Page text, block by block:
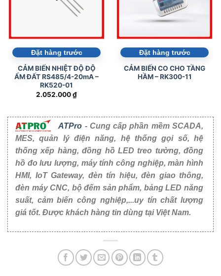
Đặt hàng trước
CẢM BIẾN NHIỆT ĐỘ ĐỘ
ẨM ĐẤT RS485/4-20mA –
RK520-01
2.052.000₫
Đặt hàng trước
CẢM BIẾN CO CHO TẦNG
HẦM – RK300-11
ATPro - Cung cấp phần mềm SCADA,
MES, quản lý điện năng, hệ thống gọi số, hệ
thống xếp hàng, đồng hồ LED treo tường, đồng
hồ đo lưu lượng, máy tính công nghiệp, màn hình
HMI, IoT Gateway, đèn tín hiệu, đèn giao thông,
đèn máy CNC, bộ đếm sản phẩm, bảng LED năng
suất, cảm biến công nghiệp,...uy tín chất lượng
giá tốt. Được khách hàng tin dùng tại Việt Nam.